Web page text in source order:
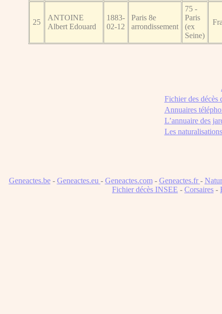
25
ANTOINE
Albert Edouard
1883-
02-12
Paris 8e
arrondissement
75 -
Paris
(ex
Seine)
Fichier des décès
Annuaires
L’annuaire des
Les
Geneactes.be- Geneactes.eu - Geneactes.com- Geneactes.fr -
Fichier décès INSEE - Corsaires -